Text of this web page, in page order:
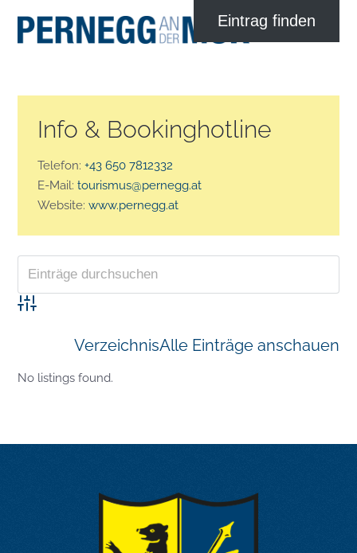
Info & Bookinghotline
Telefon:+43 650 7812332
E-Mail:tourismus@pernegg.at
Website:www.pernegg.at
Advanced Search
VerzeichnisAlle Einträge anschauen
No listings found.